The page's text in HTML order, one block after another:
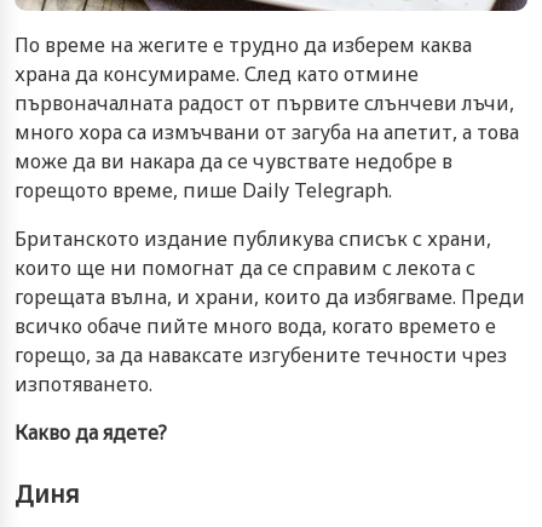
По време на жегите е трудно да изберем каква
храна да консумираме. След като отмине
първоначалната радост от първите слънчеви лъчи,
много хора са измъчвани от загуба на апетит, а това
може да ви накара да се чувствате недобре в
горещото време, пише Daily Telegraph.
Британското издание публикува списък с храни,
които ще ни помогнат да се справим с лекота с
горещата вълна, и храни, които да избягваме. Преди
всичко обаче пийте много вода, когато времето е
горещо, за да наваксате изгубените течности чрез
изпотяването.
Какво да ядете?
Диня